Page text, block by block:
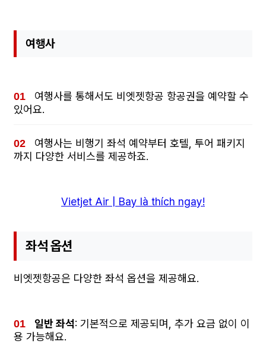
여행사
여행사를 통해서도 비엣젯항공 항공권을 예약할 수
있어요.
여행사는 비행기 좌석 예약부터 호텔, 투어 패키지
까지 다양한 서비스를 제공하죠.
Vietjet Air | Bay là thích ngay!
좌석 옵션
비엣젯항공은 다양한 좌석 옵션을 제공해요.
일반 좌석: 기본적으로 제공되며, 추가 요금 없이 이
용 가능해요.